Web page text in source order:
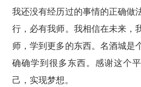
我还没有经历过的事情的正确做
行，必有我师。我相信在未来，
师，学到更多的东西。名酒城是
确确学到很多东西。感谢这个
己，实现梦想。